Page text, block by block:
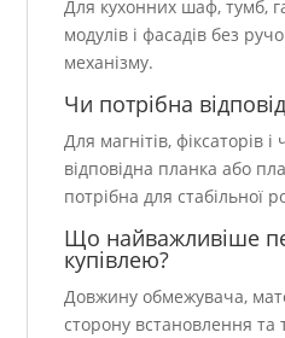
Для кухонних шаф, тумб,
модулів і фасадів без
механізму.
Чи потрібна
Для магнітів, фіксаторів
відповідна планка або
потрібна для стабільної
Що найважливіше
купівлею?
Довжину обмежувача,
сторону встановлення та